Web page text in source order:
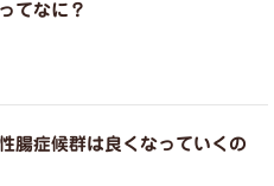
てなに？
腸症候群は良くなっていくの